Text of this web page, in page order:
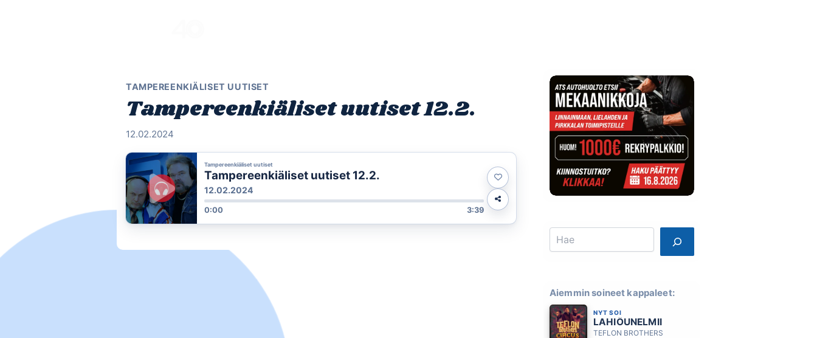
TAMPEREENKIÄLISET UUTISET
Tampereenkiäliset uutiset 12.2.
12.02.2024
Tampereenkiäliset uutiset
Tampereenkiäliset uutiset 12.2.
12.02.2024
0:00 3:39
Search
Aiemmin soineet kappaleet:
NYT SOI
LAHIÖUNELMII
TEFLON BROTHERS